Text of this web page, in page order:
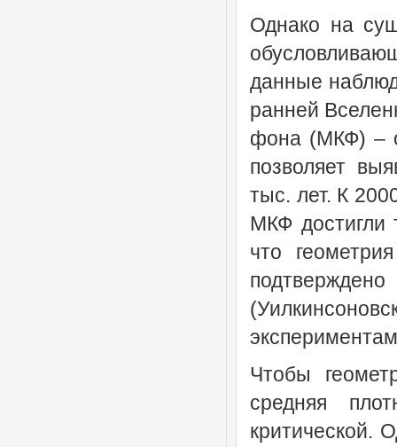
Однако на
данные
ранней
фона (МКФ) –
позволяет
тыс. лет. К
МКФ достигли
что
Чтобы
средняя
критической.